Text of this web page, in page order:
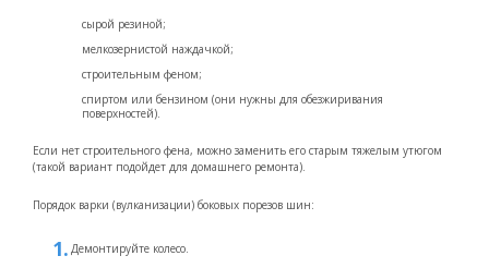
сырой резиной;
мелкозернистой наждачкой;
строительным феном;
спиртом или бензином (они нужны для обезжиривания
поверхностей).
Если нет строительного фена, можно заменить его старым тяжелым утюгом
(такой вариант подойдет для домашнего ремонта).
Порядок варки (вулканизации) боковых порезов шин:
Демонтируйте колесо.